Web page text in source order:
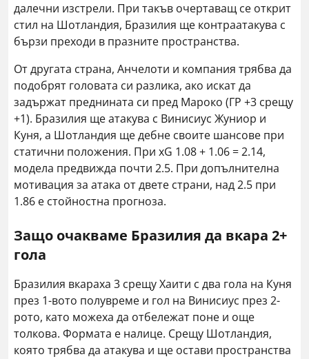
далечни изстрели. При такъв очертаващ се открит
стил на Шотландия, Бразилия ще контраатакува с
бързи преходи в празните пространства.
От другата страна, Анчелоти и компания трябва да
подобрят головата си разлика, ако искат да
задържат преднината си пред Мароко (ГР +3 срещу
+1). Бразилия ще атакува с Винисиус Жуниор и
Куня, а Шотландия ще дебне своите шансове при
статични положения. При xG 1.08 + 1.06 = 2.14,
модела предвижда почти 2.5. При допълнителна
мотивация за атака от двете страни, над 2.5 при
1.86 е стойностна прогноза.
Защо очакваме Бразилия да вкара 2+
гола
Бразилия вкараха 3 срещу Хаити с два гола на Куня
през 1-вото полувреме и гол на Винисиус през 2-
рото, като можеха да отбележат поне и още
толкова. Формата е налице. Срещу Шотландия,
която трябва да атакува и ще остави пространства